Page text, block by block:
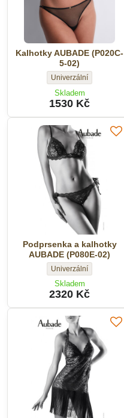
Kalhotky AUBADE (P020C-
5-02)
Kalhotky
AUBADE
(P020C-
02)
-
Velikost:
Univerzální
Skladem
1530 Kč
Podprsenka a kalhotky
AUBADE (P080E-02)
Podprsenka
kalhotky
(P080E-
02)
Velikost:
Univerzální
Skladem
2320 Kč